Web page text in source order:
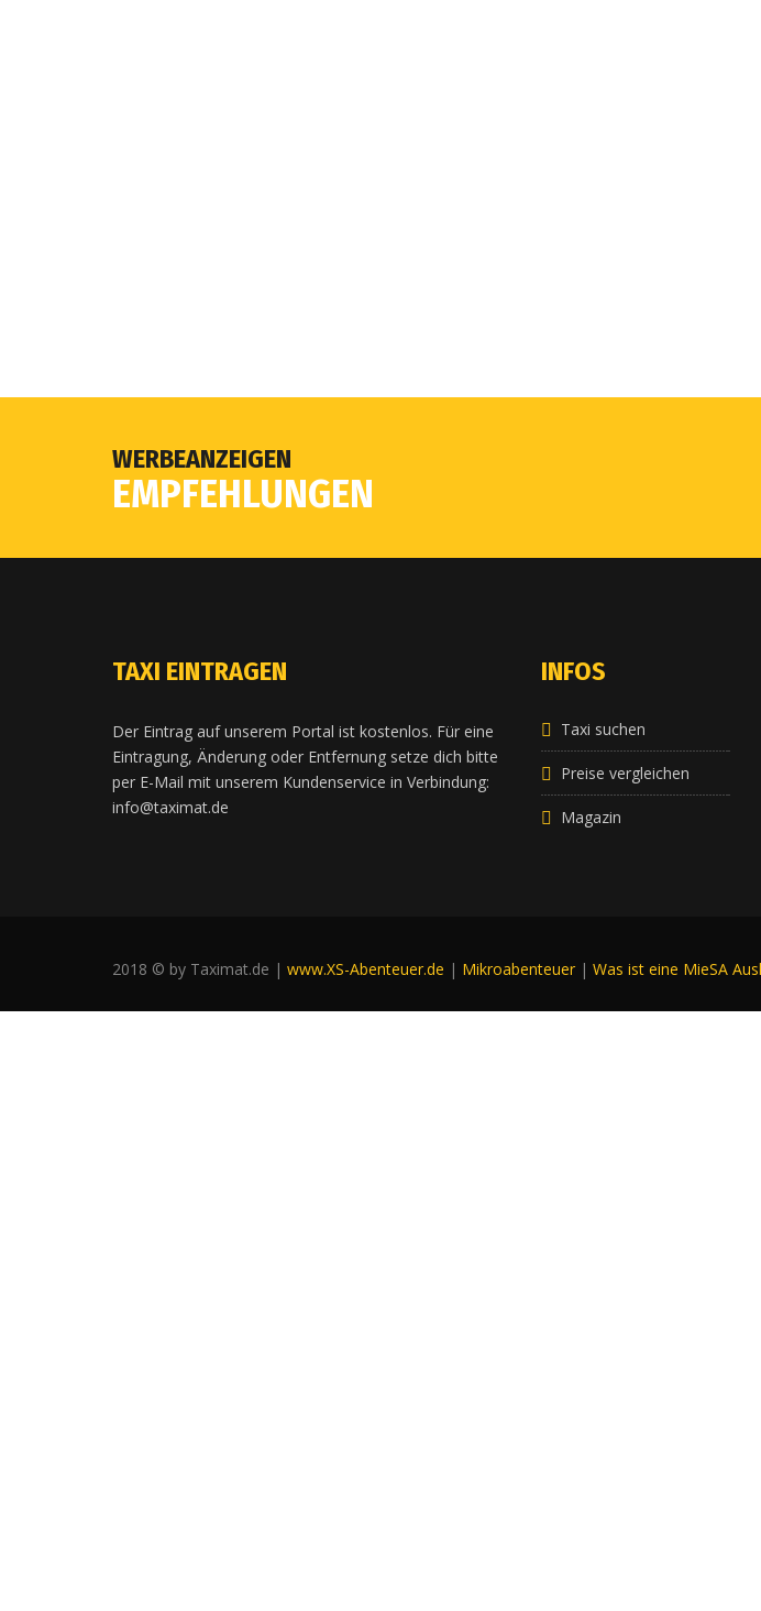
WERBEANZEIGEN
EMPFEHLUNGEN
TAXI EINTRAGEN
Der Eintrag auf unserem Portal ist kostenlos. Für eine
Eintragung, Änderung oder Entfernung setze dich bitte
per E-Mail mit unserem Kundenservice in Verbindung:
info@taximat.de
INFOS
Taxi suchen
Preise vergleichen
Magazin
2018 © by Taximat.de | www.XS-Abenteuer.de | Mikroabenteuer | Was ist eine MieSA